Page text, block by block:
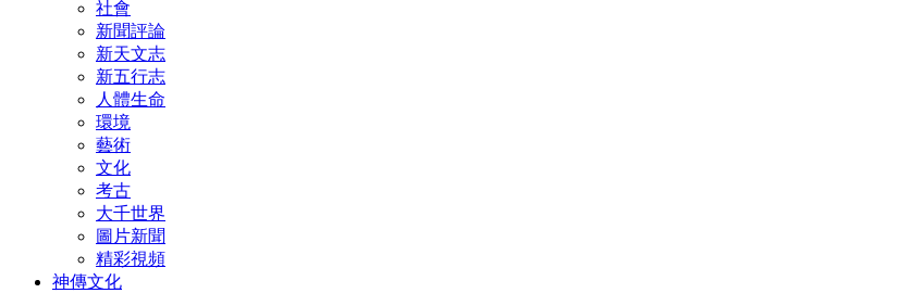
社會
新聞評論
新天文志
新五行志
人體生命
環境
藝術
文化
考古
大千世界
圖片新聞
精彩視頻
神傳文化